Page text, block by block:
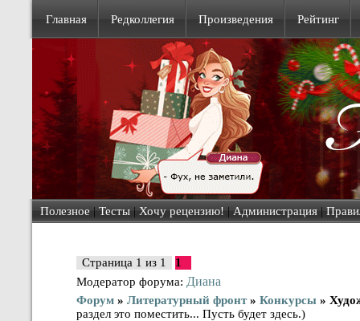
Главная Редколлегия Произведения Рейтинг
Полезное | Тесты | Хочу рецензию! | Администрация |
Страница 1 из 1
1
Модератор форума: Диана
Форум » Литературный фронт » Конкурсы »
раздел это поместить... Пусть будет здесь.)